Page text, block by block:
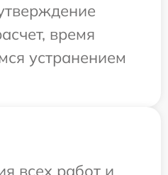
время
устранением
всех работ и